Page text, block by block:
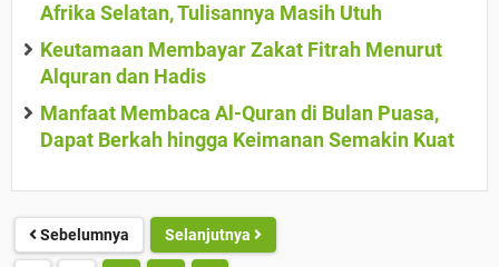
Afrika Selatan, Tulisannya Masih Utuh
Keutamaan Membayar Zakat Fitrah Menurut
Alquran dan Hadis
Manfaat Membaca Al-Quran di Bulan Puasa,
Dapat Berkah hingga Keimanan Semakin Kuat
Sebelumnya Selanjutnya